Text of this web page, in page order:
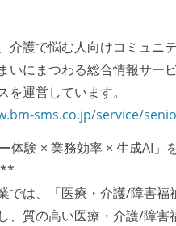
介護で悩む人向けコミュニ
いにまつわる総合情報サー
を運営しています。
sms.co.jp/service/
体験 × 業務効率 × 生成AI」
**
では、「医療・介護/障害福
、質の高い医療・介護/障害